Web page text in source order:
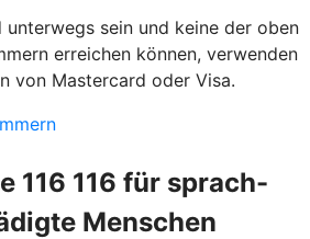
unterwegs sein und keine der oben
erreichen können, verwenden
von Mastercard oder Visa.
116 116 für sprach-
Menschen